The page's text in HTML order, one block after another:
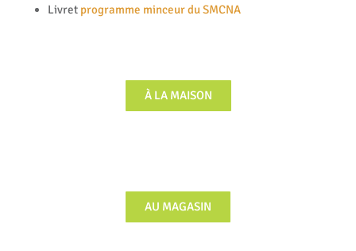
Livret programme minceur du SMCNA
À LA MAISON
AU MAGASIN